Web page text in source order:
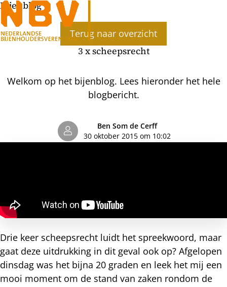
Bijenblog
Terug naar overzicht
3 x scheepsrecht
Welkom op het bijenblog. Lees hieronder het hele
blogbericht.
Ben Som de Cerff
30 oktober 2015 om 10:02
Drie keer scheepsrecht luidt het spreekwoord, maar
gaat deze uitdrukking in dit geval ook op? Afgelopen
dinsdag was het bijna 20 graden en leek het mij een
mooi moment om de stand van zaken rondom de